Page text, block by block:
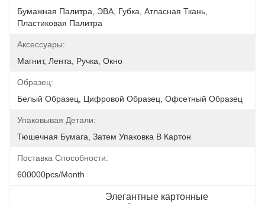
Бумажная Палитра, ЭВА, Губка, Атласная Ткань,
Пластиковая Палитра
Аксессуары:
Магнит, Лента, Ручка, Окно
Образец:
Белый Образец, Цифровой Образец, Офсетный Образец
Упаковывая Детали:
Тюшечная Бумага, Затем Упаковка В Картон
Поставка Способности:
600000pcs/month
Элегантные картонные